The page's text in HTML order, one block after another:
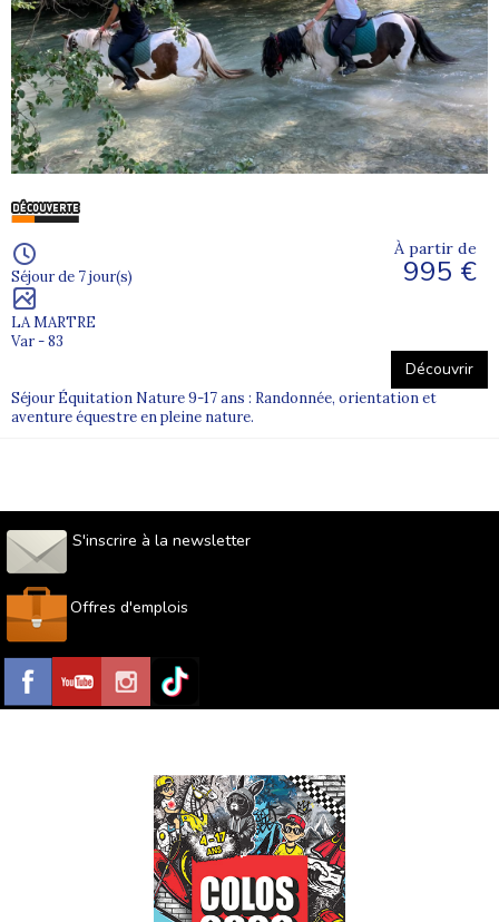
Séjour de 7 jour(s)
LA MARTRE
Var - 83
À partir de
995 €
Découvrir
Séjour Équitation Nature 9-17 ans : Randonnée, orientation et
aventure équestre en pleine nature.
S'inscrire à la newsletter
Offres d'emplois